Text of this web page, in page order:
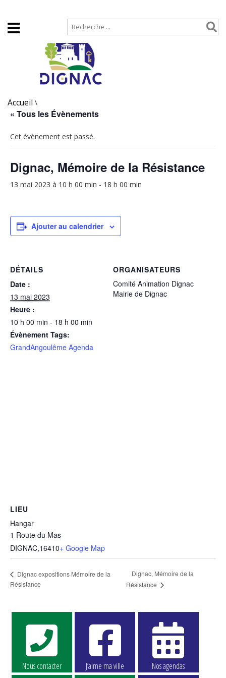
Accueil \
« Tous les Évènements
Cet évènement est passé.
Dignac, Mémoire de la Résistance
13 mai 2023 à 10 h 00 min - 18 h 00 min
Ajouter au calendrier
DÉTAILS
Date :
13 mai 2023
Heure :
10 h 00 min - 18 h 00 min
Évènement Tags:
GrandAngoulême Agenda
ORGANISATEURS
Comité Animation Dignac
Mairie de Dignac
LIEU
Hangar
1 Route du Mas
DIGNAC,16410+ Google Map
Dignac expositions Mémoire de la
Résistance
Dignac, Mémoire de la
Résistance
Nous contacter J’aime ma ville Nos agendas